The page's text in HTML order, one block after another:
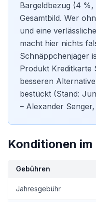
Bargeldbezug (4 %,
Gesamtbild. Wer
und eine
macht hier nichts
Schnäppchenjäger
Produkt Kreditkarte
besseren
bestückt (Stand:
– Alexander
Konditionen
Kondition Details
Gebühren
Jahresgebühr